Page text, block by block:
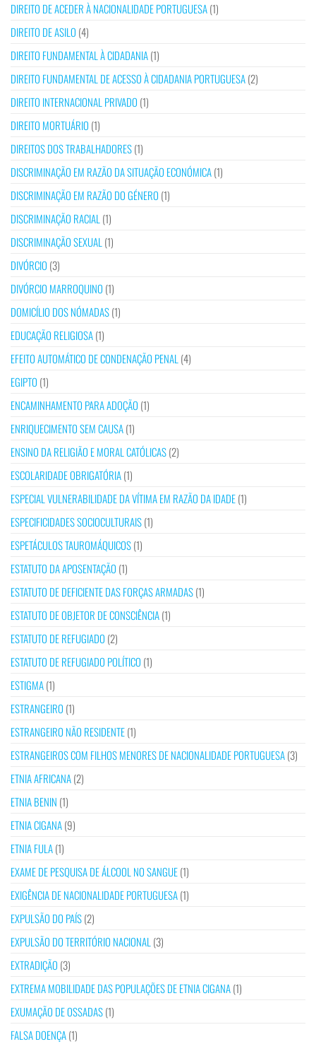
DIREITO DE ACEDER À NACIONALIDADE PORTUGUESA(1)
DIREITO DE ASILO (4)
DIREITO FUNDAMENTAL À CIDADANIA(1)
DIREITO FUNDAMENTAL DE ACESSO À CIDADANIA PORTUGUESA(2)
DIREITO INTERNACIONAL PRIVADO (1)
DIREITO MORTUÁRIO (1)
DIREITOS DOS TRABALHADORES(1)
DISCRIMINAÇÃO EM RAZÃO DA SITUAÇÃO ECONÓMICA(1)
DISCRIMINAÇÃO EM RAZÃO DO GÉNERO (1)
DISCRIMINAÇÃO RACIAL (1)
DISCRIMINAÇÃO SEXUAL (1)
DIVÓRCIO (3)
DIVÓRCIO MARROQUINO (1)
DOMICÍLIO DOS NÓMADAS(1)
EDUCAÇÃO RELIGIOSA(1)
EFEITO AUTOMÁTICO DE CONDENAÇÃO PENAL (4)
EGIPTO (1)
ENCAMINHAMENTO PARA ADOÇÃO (1)
ENRIQUECIMENTO SEM CAUSA(1)
ENSINO DA RELIGIÃO E MORAL CATÓLICAS(2)
ESCOLARIDADE OBRIGATÓRIA(1)
ESPECIAL VULNERABILIDADE DA VÍTIMA EM RAZÃO DA IDADE(1)
ESPECIFICIDADES SOCIOCULTURAIS(1)
ESPETÁCULOS TAUROMÁQUICOS(1)
ESTATUTO DA APOSENTAÇÃO (1)
ESTATUTO DE DEFICIENTE DAS FORÇAS ARMADAS(1)
ESTATUTO DE OBJETOR DE CONSCIÊNCIA(1)
ESTATUTO DE REFUGIADO (2)
ESTATUTO DE REFUGIADO POLÍTICO (1)
ESTIGMA(1)
ESTRANGEIRO (1)
ESTRANGEIRO NÃO RESIDENTE(1)
ESTRANGEIROS COM FILHOS MENORES DE NACIONALIDADE PORTUGUESA(3)
ETNIA AFRICANA(2)
ETNIA BENIN (1)
ETNIA CIGANA(9)
ETNIA FULA(1)
EXAME DE PESQUISA DE ÁLCOOL NO SANGUE(1)
EXIGÊNCIA DE NACIONALIDADE PORTUGUESA(1)
EXPULSÃO DO PAÍS(2)
EXPULSÃO DO TERRITÓRIO NACIONAL (3)
EXTRADIÇÃO (3)
EXTREMA MOBILIDADE DAS POPULAÇÕES DE ETNIA CIGANA(1)
EXUMAÇÃO DE OSSADAS(1)
FALSA DOENÇA(1)